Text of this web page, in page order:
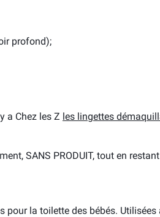
profond);
a Chez les Z les lingettes
SANS PRODUIT, tout en
la toilette des bébés. Utilisées